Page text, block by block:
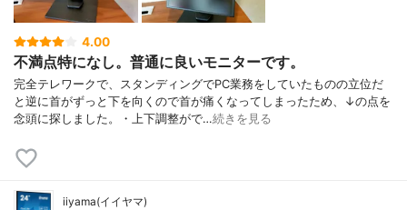
4.00
不満点特になし。普通に良いモニターです。
完全テレワークで、スタンディングでPC業務をしていたものの立位だ
と逆に首がずっと下を向くので首が痛くなってしまったため、↓の点を
念頭に探しました。・上下調整がで…続きを見る
iiyama(イイヤマ)